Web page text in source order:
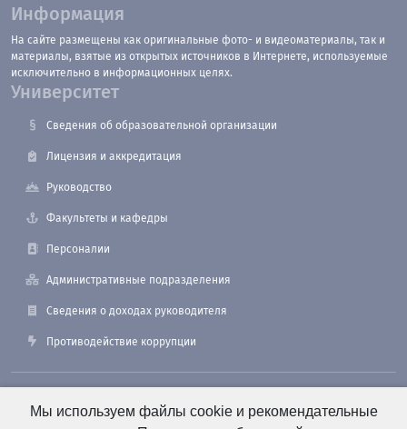
Информация
На сайте размещены как оригинальные фото- и видеоматериалы, так и
материалы, взятые из открытых источников в Интернете, используемые
исключительно в информационных целях.
Университет
Сведения об образовательной организации
Лицензия и аккредитация
Руководство
Факультеты и кафедры
Персоналии
Административные подразделения
Сведения о доходах руководителя
Противодействие коррупции
190121, Санкт-Петербург, ул. Лоцманская, 3
Мы используем файлы cookie и рекомендательные